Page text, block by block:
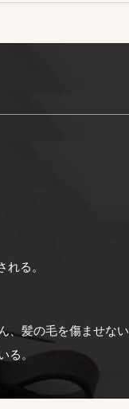
る。
、髪の毛を傷ませない
る。